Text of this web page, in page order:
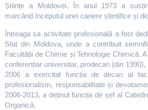
Științe a Moldovei. În anul 1973 a
marcând începutul unei cariere științifice și
Întreaga sa activitate profesională a fost
Stat din Moldova, unde a contribuit
Facultății de Chimie și Tehnologie Chimică.
conferențiar universitar, prodecan (din
2006 a exercitat funcția de decan al
profesionalism, responsabilitate și
2006-2013, a deținut funcția de șef al
Organică.